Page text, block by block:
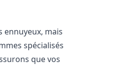
ennuyeux, mais
spécialisés
que vos